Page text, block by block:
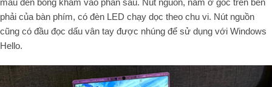
màu đen bóng khảm vào phần sau. Nút nguồn, nằm ở góc trên bên
phải của bàn phím, có đèn LED chạy dọc theo chu vi. Nút nguồn
cũng có đầu đọc dấu vân tay được nhúng để sử dụng với Windows
Hello.